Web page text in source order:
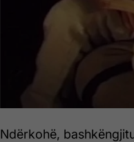
Ndërkohë,